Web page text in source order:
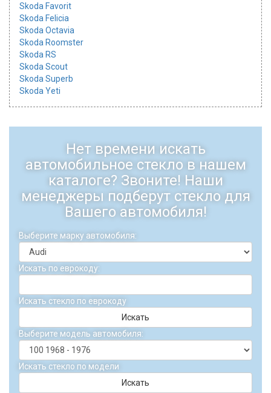
Skoda Favorit
Skoda Felicia
Skoda Octavia
Skoda Roomster
Skoda RS
Skoda Scout
Skoda Superb
Skoda Yeti
Нет времени искать
автомобильное стекло в нашем
каталоге? Звоните! Наши
менеджеры подберут стекло для
Вашего автомобиля!
Выберите марку автомобиля:
Искать по еврокоду:
Искать стекло по еврокоду
Искать
Выберите модель автомобиля:
Искать стекло по модели
Искать